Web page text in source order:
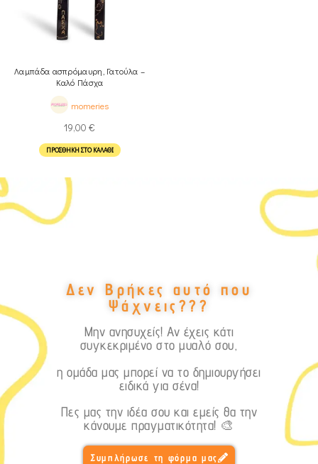
Λαμπάδα ασπρόμαυρη, Γατούλα –
Καλό Πάσχα
momeries
19,00 €
ΠΡΟΣΘΉΚΗ ΣΤΟ ΚΑΛΆΘΙ
Δεν Βρήκες αυτό που
Ψάχνεις???
Μην ανησυχείς! Αν έχεις κάτι
συγκεκριμένο στο μυαλό σου,
η ομάδα μας μπορεί να το δημιουργήσει
ειδικά για σένα!
Πες μας την ιδέα σου και εμείς θα την
κάνουμε πραγματικότητα! 🎨
Συμπλήρωσε τη φόρμα μας